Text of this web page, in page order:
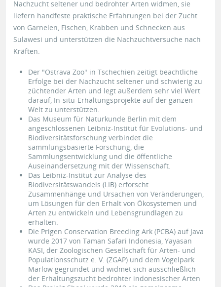
Nachzucht seltener und bedrohter Arten widmen, sie
liefern handfeste praktische Erfahrungen bei der Zucht
von Garnelen, Fischen, Krabben und Schnecken aus
Sulawesi und unterstützen die Nachzuchtversuche nach
Kräften.
Der "Ostrava Zoo" in Tschechien zeitigt beachtliche
Erfolge bei der Nachzucht seltener und schwierig zu
züchtender Arten und legt außerdem sehr viel Wert
darauf, In-situ-Erhaltungsprojekte auf der ganzen
Welt zu unterstützen.
Das Museum für Naturkunde Berlin mit dem
angeschlossenen Leibniz-Institut für Evolutions- und
Biodiversitätsforschung verbindet die
sammlungsbasierte Forschung, die
Sammlungsentwicklung und die öffentliche
Auseinandersetzung mit der Wissenschaft.
Das Leibniz-Institut zur Analyse des
Biodiversitätswandels (LIB) erforscht
Zusammenhänge und Ursachen von Veränderungen,
um Lösungen für den Erhalt von Ökosystemen und
Arten zu entwickeln und Lebensgrundlagen zu
erhalten.
Die Prigen Conservation Breeding Ark (PCBA) auf Java
wurde 2017 von Taman Safari Indonesia, Yayasan
KASI, der Zoologischen Gesellschaft für Arten- und
Populationsschutz e. V. (ZGAP) und dem Vogelpark
Marlow gegründet und widmet sich ausschließlich
der Erhaltungszucht bedrohter indonesischer Arten